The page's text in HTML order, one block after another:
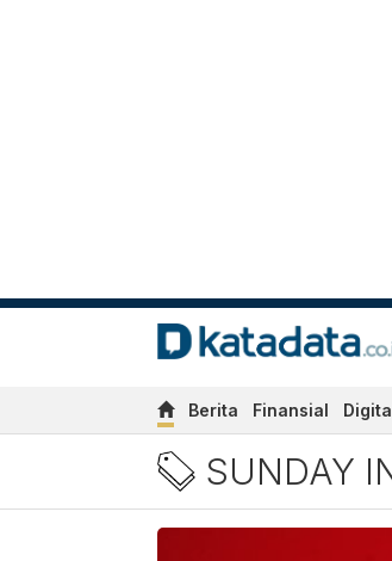
Berita Finansial
Sunday InsSUNDAY